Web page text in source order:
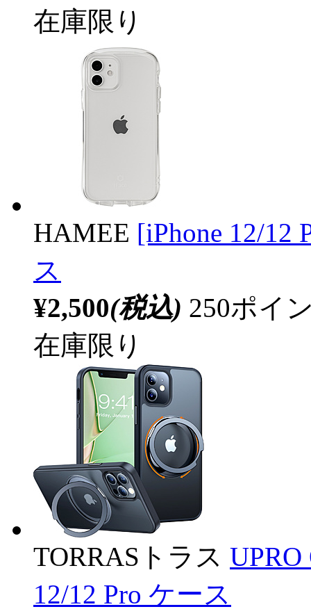
在庫限り
HAMEE [iPhone 12/12
ス
¥2,500(税込) 250ポイ
在庫限り
TORRASトラス UPRO
12/12 Pro ケース